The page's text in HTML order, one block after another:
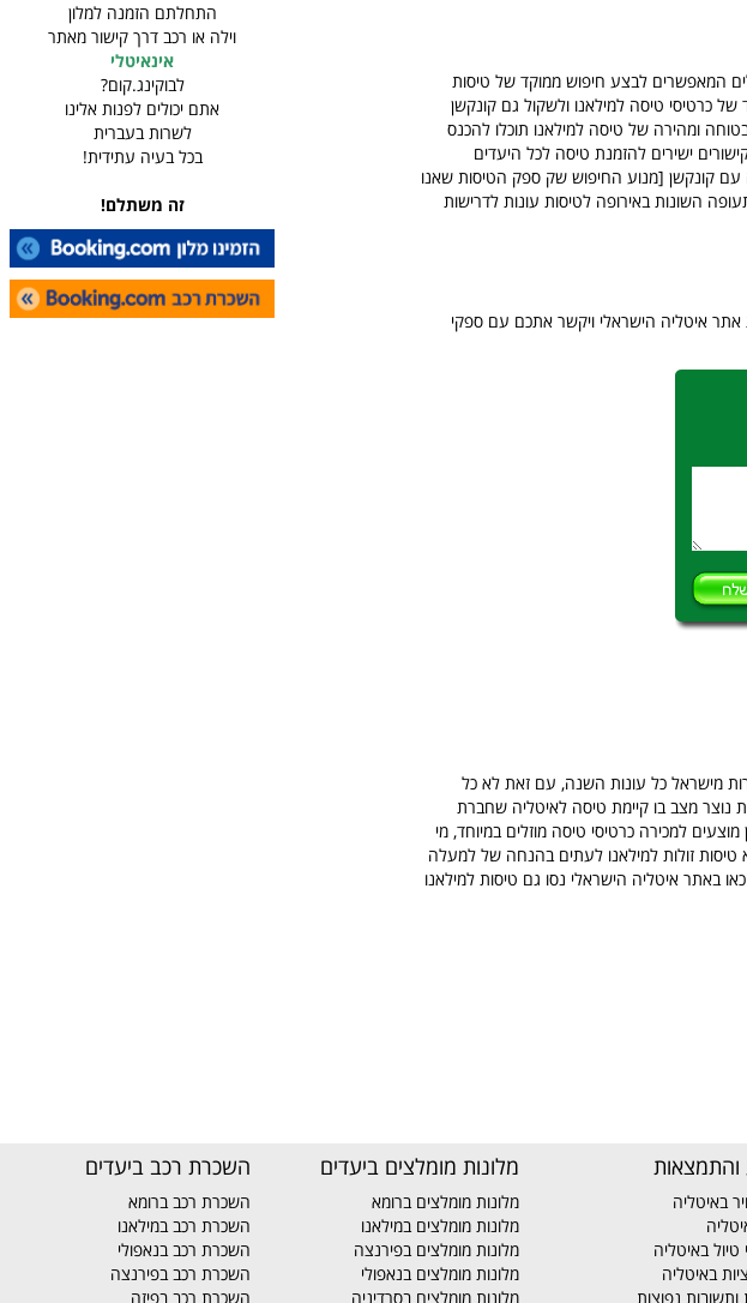
המאפשרים לבצע חיפוש ממוקד של טיסות
כרטיסי טיסה למילאנו ולשקול גם קונקשן
ומהירה של טיסה למילאנו תוכלו להכנס
ישירים להזמנת טיסה לכל היעדים
עם קונקשן [מנוע החיפוש שק ספק הטיסות שאנו
השונות באירופה לטיסות עונות לדרישות
אתר איטליה הישראלי ויקשר אתכם עם ספקי
מישראל כל עונות השנה, עם זאת לא כל
נוצר מצב בו קיימת טיסה לאיטליה שחברת
למכירה כרטיסי טיסה מוזלים במיוחד, מי
טיסות זולות למילאנו לעתים בהנחה של למעלה
כאו באתר איטליה הישראלי נסו גם טיסות למילאנו
התחלתם הזמנה למלון
וילה או רכב דרך קישור מאתר
אינאיטלי
לבוקינג.קום?
אתם יכולים לפנות אלינו
לשרות בעברית
בכל בעיה עתידית!
זה משתלם!
והתמצאות
באיטליה
טיול באיטליה
באיטליה
נפוצות
מלונות מומלצים ביעדים
מלונות מומלצים ברומא
מלונות מומלצים במילאנו
מלונות מומלצים בפירנצה
מלונות מומלצים בנאפולי
מלונות מומלצים בסרדיניה
השכרת רכב ביעדים
השכרת רכב ברומא
השכרת רכב במילאנו
השכרת רכב בנאפולי
השכרת רכב בפירנצה
השכרת רכב בפיזה